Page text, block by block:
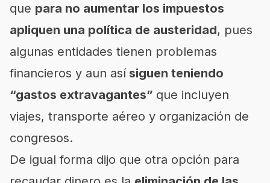
que para no aumentar los impuestos
apliquen una política de austeridad, pues
algunas entidades tienen problemas
financieros y aun asísiguen teniendo
“gastos extravagantes” que incluyen
viajes, transporte aéreo y organización de
congresos.
De igual forma dijo que otra opción para